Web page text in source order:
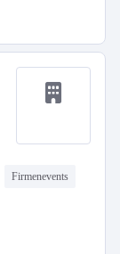
Firmenevents